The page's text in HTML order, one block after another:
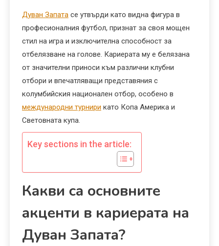
Дуван Запата се утвърди като видна фигура в
професионалния футбол, признат за своя мощен
стил на игра и изключителна способност за
отбелязване на голове. Кариерата му е белязана
от значителни приноси към различни клубни
отбори и впечатляващи представяния с
колумбийския национален отбор, особено в
международни турнири като Копа Америка и
Световната купа.
Key sections in the article:
Какви са основните
акценти в кариерата на
Дуван Запата?